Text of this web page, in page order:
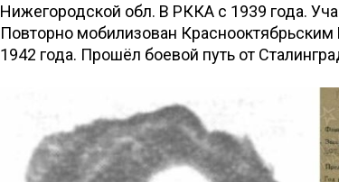
Нижегородской обл. В РККА с 1939 года.
Повторно мобилизован
1942 года. Прошёл боевой путь от